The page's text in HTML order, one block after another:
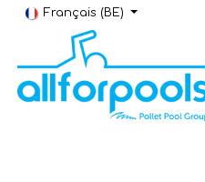
au contenu
Français (BE)